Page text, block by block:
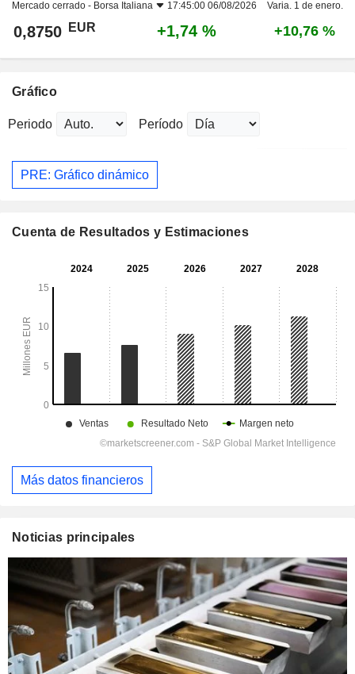
Mercado cerrado - Borsa Italiana 17:45:00 06/08/2026 Varia. 1 de enero.
0,8750 EUR +1,74 % +10,76 %
Gráfico
Periodo Período
PRE: Gráfico dinámico
Cuenta de Resultados y Estimaciones
Más datos financieros
Noticias principales